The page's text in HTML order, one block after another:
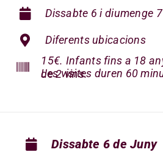
Dissabte 6 i diumenge
Diferents ubicacions
15€. Infants fins a 18
Les visites duren 60 minuts i inclouen el tast de 2 vins.
Dissabte 6de Juny